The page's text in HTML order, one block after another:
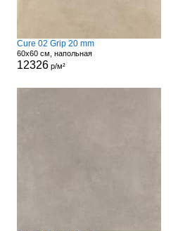
Cure 02 Grip 20 mm
60x60 см, напольная
12326р/м²